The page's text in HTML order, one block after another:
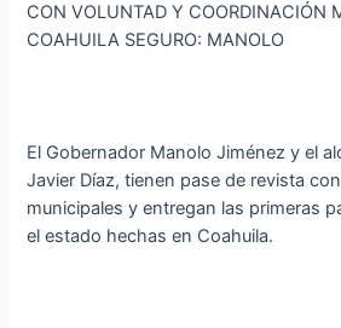
CON VOLUNTAD Y COORDINACIÓN
COAHUILA SEGURO: MANOLO
El Gobernador Manolo Jiménez y el
Javier Díaz, tienen pase de revista
municipales y entregan las primeras
el estado hechas en Coahuila.